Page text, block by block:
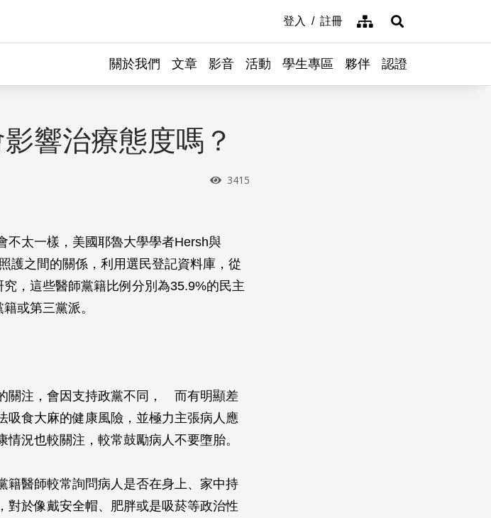
登入 註冊 網站導覽展開搜尋
關於我們 文章 影音 活動 學生專區 夥伴 認證
響治療態度嗎？
瀏覽次數
3415
不太一樣，美國耶魯大學學者Hersh與
護之間的關係，利用選民登記資料庫，從
，這些醫師黨籍比例分別為35.9%的民主
或第三黨派。
關注，會因支持政黨不同， 而有明顯差
吸食大麻的健康風險，並極力主張病人應
況也較關注，較常鼓勵病人不要墮胎。
籍醫師較常詢問病人是否在身上、家中持
對於像戴安全帽、肥胖或是吸菸等政治性